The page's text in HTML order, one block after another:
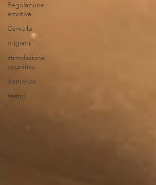
Regolazione
emotiva
Cervello
origami
stimolazione
cognitiva
demenze
teatro